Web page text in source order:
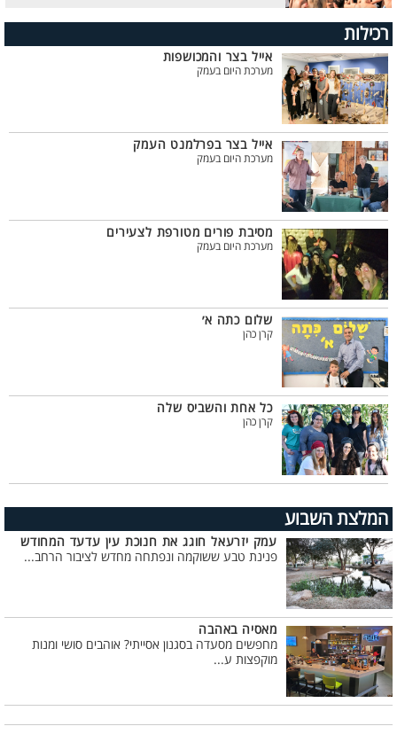
רכילות
אייל בצר והמכושפות
מערכת היום בעמק
אייל בצר בפרלמנט העמק
מערכת היום בעמק
מסיבת פורים מטורפת לצעירים
מערכת היום בעמק
שלום כתה א׳
קרן כהן
כל אחת והשביס שלה
קרן כהן
המלצת השבוע
עמק יזרעאל חוגג את חנוכת עין עדעד המחודש
פנינת טבע ששוקמה ונפתחה מחדש לציבור הרחב...
מאסיה באהבה
מחפשים מסעדה בסגנון אסייתי? אוהבים סושי ומנות
מוקפצות ע...